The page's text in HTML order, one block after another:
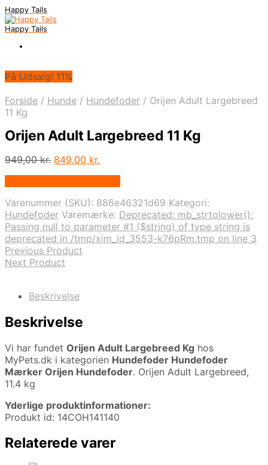
Happy Tails
Happy Tails
På Udsalg! 11%
Forside / Hunde / Hundefoder / Orijen Adult Largebreed
11 Kg
Orijen Adult Largebreed 11 Kg
949,00kr. Den
949,00 kr..
849,00 kr.
849,00 kr..
Varenummer (SKU): 886e46321d69 Kategori:
Hundefoder Varemærke: Deprecated: mb_strtolower():
Passing null to parameter #1 ($string) of type string is
deprecated in /tmp/xim_id_3553-k76pRm.tmp on line 3
Previous Product
Next Product
Beskrivelse
Beskrivelse
Vi har fundet Orijen Adult Largebreed Kg hos
MyPets.dk i kategorien Hundefoder Hundefoder
Mærker Orijen Hundefoder. Orijen Adult Largebreed,
11.4 kg
Yderlige produktinformationer:
Produkt id: 14COH141140
Relaterede varer